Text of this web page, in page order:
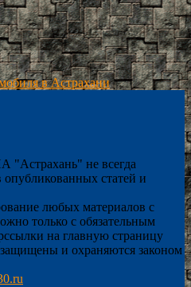
в Астрахани
"Астрахань" не всегда
опубликованных статей и
любых материалов с
только с обязательным
на главную страницу
и охраняются законом